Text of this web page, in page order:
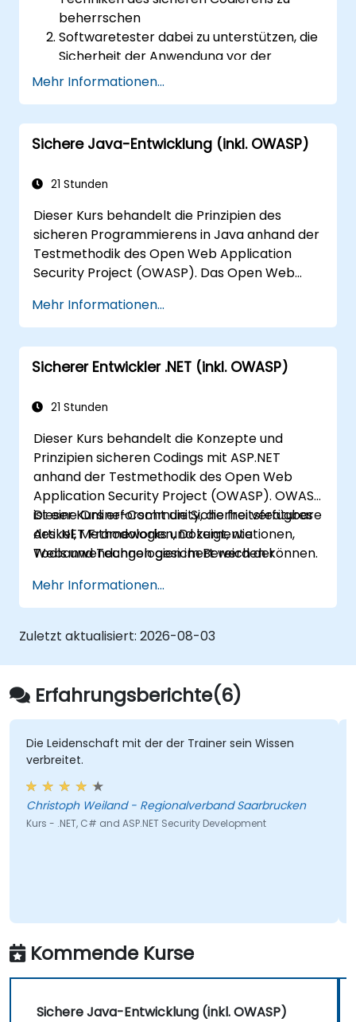
beherrschen
Softwaretester dabei zu unterstützen, die
Sicherheit der Anwendung vor der
Freigabe in der Produktionsumgebung zu
Risiken im Zusammenhang mit
Anwendungen zu verstehen
Sicherheitsgrundlagen für Entwickler
festzulegen
Webmastern dabei zu helfen, Server so zu
konfigurieren, dass Konfigurationsfehler
vermieden werden
Mehr Informationen...
Sichere Java-Entwicklung (inkl. OWASP)
21 Stunden
Dieser Kurs behandelt die Prinzipien des
sicheren Programmierens in Java anhand der
Testmethodik des Open Web Application
Security Project (OWASP). Das Open Web
Community, die frei verfügbare Artikel,
Methoden, Dokumentation, Tools und
Technologien im Bereich der
Webanwendungssicherheit bereitstellt.
Mehr Informationen...
Sicherer Entwickler .NET (inkl. OWASP)
21 Stunden
Dieser Kurs behandelt die Konzepte und
Prinzipien sicheren Codings mit ASP.NET
anhand der Testmethodik des Open Web
Application Security Project (OWASP). OWASP
ist eine Online-Community, die frei verfügbare
Artikel, Methodologien, Dokumentationen,
Tools und Technologien im Bereich der
Dieser Kurs erforscht die Sicherheitsfeatures
des .NET Frameworks und zeigt, wie
Webanwendungen gesichert werden können.
Mehr Informationen...
Zuletzt aktualisiert: 2026-08-03
Erfahrungsberichte(6)
Die Leidenschaft mit der der Trainer sein Wissen
verbreitet.
Christoph Weiland - Regionalverband Saarbrucken
Kurs - .NET, C# and ASP.NET Security Development
Kommende Kurse
Sichere Java-Entwicklung (inkl. OWASP)